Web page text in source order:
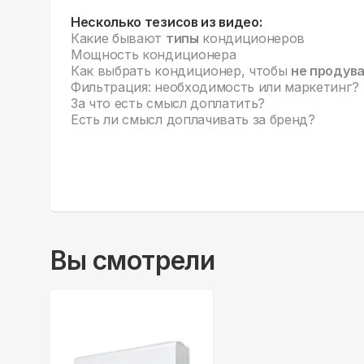
Несколько тезисов из видео:
Какие бывают типы кондиционеров
Мощность кондиционера
Как выбрать кондиционер, чтобы не
Фильтрация: необходимость или маркетинг?
За что есть смысл доплатить?
Есть ли смысл доплачивать за бренд?
Вы смотрели